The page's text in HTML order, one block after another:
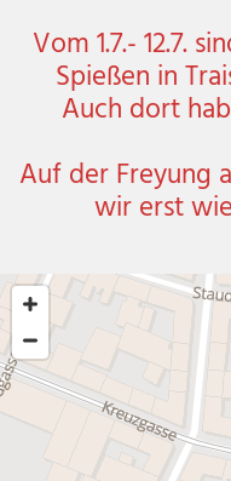
Vom 1.7.- 12.7.
Spießen in
Auch dort
Auf der Freyung
wir erst